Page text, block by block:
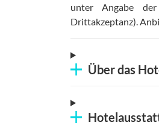
unter Angabe der
Drittakzeptanz).
Über das